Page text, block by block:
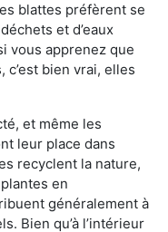
blattes préfèrent se
et d’eaux
vous apprenez que
bien vrai, elles
et même les
leur place dans
recyclent la nature,
en
généralement à
Bien qu’à l’intérieur